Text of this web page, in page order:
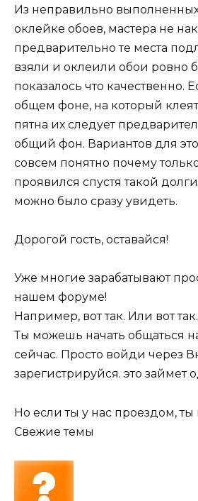
Из неправильно
оклейке обоев, мастера не
предварительно те места
взяли и оклеили обои ровно
показалось что качественно.
общем фоне, на который
пятна их следует
общий фон. Вариантов для
совсем понятно почему
проявился спустя такой
можно было сразу увидеть.
Дорогой гость, оставайся!
Уже многие зарабатывают
нашем форуме!
Например, вот так. Или вот так.
Ты можешь начать общаться
сейчас. Просто войди через
зарегистрируйся. это займет
Но если ты у нас проездом,
Свежие темы